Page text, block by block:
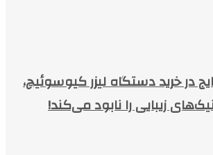
در خرید دستگاه لیزر کیوسوئیچ،
زیبایی را نابود می‌کند!